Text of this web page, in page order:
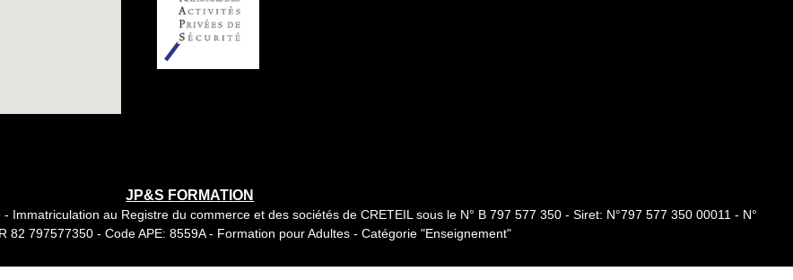
JP&S FORMATION
au Registre du commerce et des sociétés de CRETEIL sous le N° B 797 577 350 - Siret: N°797 577 350 00011 - N°
82 797577350 - Code APE: 8559A - Formation pour Adultes - Catégorie "Enseignement"